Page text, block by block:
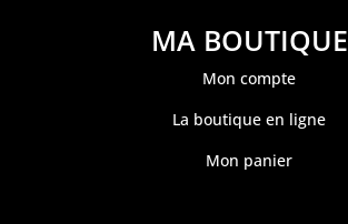
MA BOUTIQUE
Mon compte
La boutique en ligne
Mon panier